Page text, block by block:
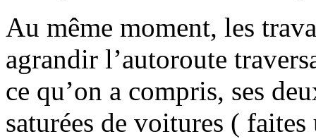
Au même moment, les
agrandir l’autoroute
ce qu’on a compris, ses
saturées de voitures (